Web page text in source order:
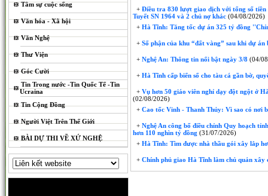
Tâm sự cuộc sống
Văn hóa - Xã hội
Văn Nghệ
Thư Viện
Góc Cười
Tin Trong nước -Tin Quốc Tế -Tin
Ucraina
Tin Cộng Đồng
Người Việt Trên Thế Giới
BÀI DỰ THI VỀ XỨ NGHỆ
+ Điều tra 830 lượt giao dịch với tổng số
Tuyết SN 1964 và 2 chủ nợ khác (04/08/2026)
+ Hà Tĩnh: Tăng tốc dự án 325 tỷ đồng
+ Số phận của khu “đất vàng” sau khi dự
+ Nghệ An: Thông tin nổi bật ngày 3/8 (04/
+ Hà Tĩnh cấp biển số cho tàu cá gần bờ,
+ Vụ hơn 50 giáo viên nghỉ dạy đột ngột ở
(02/08/2026)
+ Cao tốc Vinh - Thanh Thủy: Vì sao có nơi
+ Nghệ An công bố điều chỉnh Quy hoạch
hơn 110 nghìn tỷ đồng (31/07/2026)
+ Hà Tĩnh: Tìm được nhà thầu gói xây lắp
+ Chính phủ giao Hà Tĩnh làm chủ quản xây